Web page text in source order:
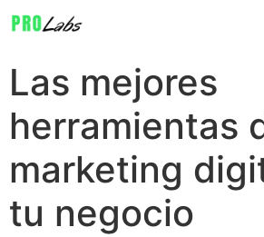
Las mejores
herramientas
marketing
tu negocio